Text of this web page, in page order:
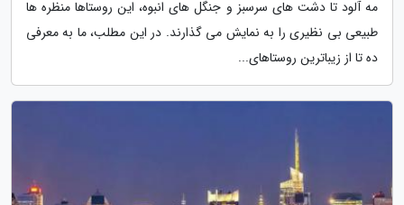
مه آلود تا دشت های سرسبز و جنگل های انبوه، این روستاها منظره ها
طبیعی بی نظیری را به نمایش می گذارند. در این مطلب، ما به معرفی
ده تا از زیباترین روستاهای...